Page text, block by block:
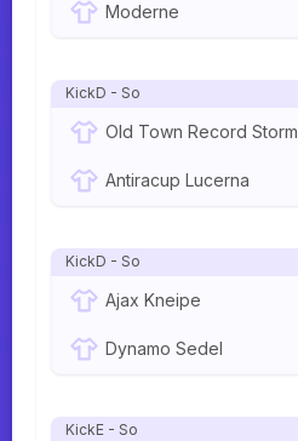
Moderne
KickD - So
Old Town Record Storm
Antiracup Lucerna
KickD - So
Ajax Kneipe
Dynamo Sedel
KickE - So